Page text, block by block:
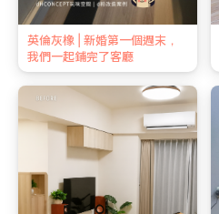
英倫灰橡 | 新婚第一個週末，
我們一起鋪完了客廳